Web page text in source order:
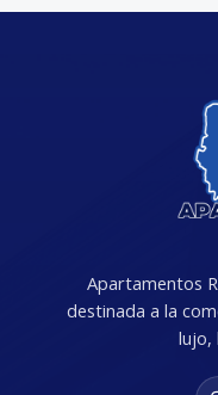
Apartamentos
destinada a la
lujo,